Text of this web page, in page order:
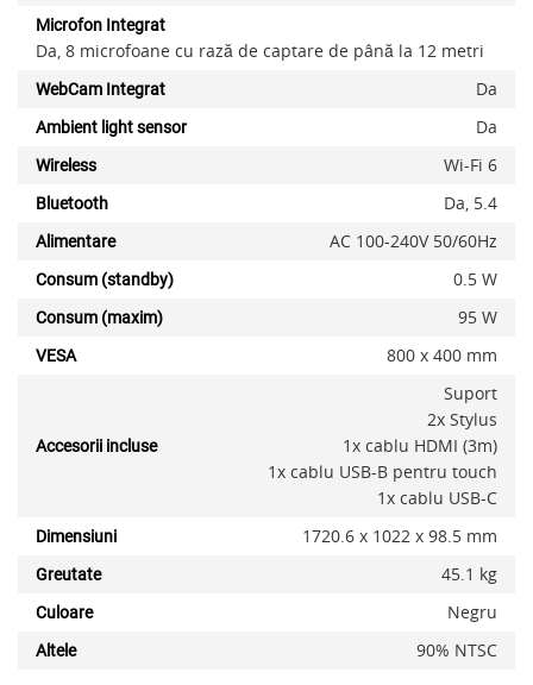
Microfon Integrat
Da, 8 microfoane cu rază de captare de până la 12 metri
WebCam Integrat Da
Ambient light sensor Da
Wireless Wi-Fi 6
Bluetooth Da, 5.4
Alimentare AC 100-240V 50/60Hz
Consum (standby) 0.5 W
Consum (maxim) 95 W
VESA 800 x 400 mm
Accesorii incluse
Suport
2x Stylus
1x cablu HDMI (3m)
1x cablu USB-B pentru touch
1x cablu USB-C
Dimensiuni 1720.6 x 1022 x 98.5 mm
Greutate 45.1 kg
Culoare Negru
Altele 90% NTSC
x